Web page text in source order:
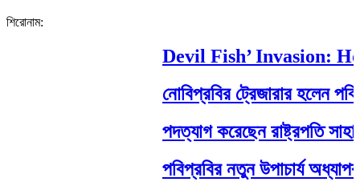
শিরোনাম:
Devil Fish’ Invasion:
নোবিপ্রবির ট্রেজারার হলেন
পদত্যাগ করেছেন রাষ্ট্রপতি সাহাবুদ্দিন
পবিপ্রবির নতুন উপাচার্য অধ্যাপক